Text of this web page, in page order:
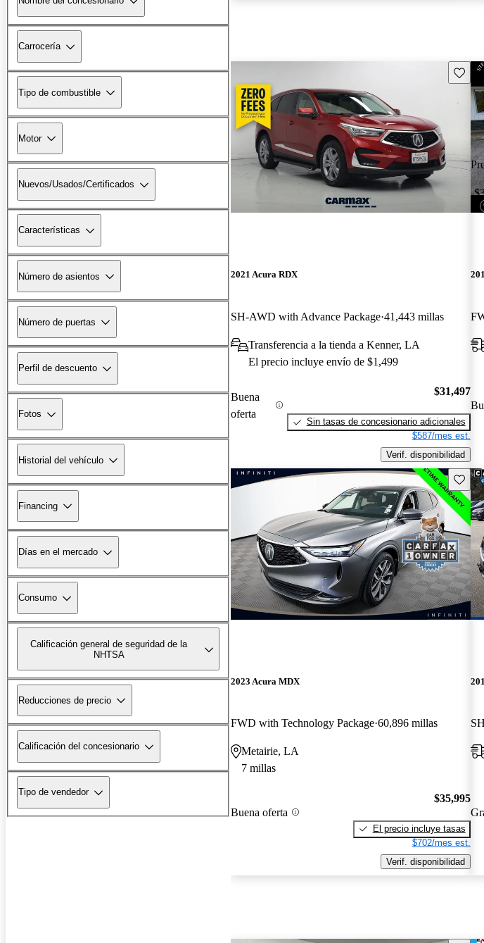
Carrocería
Tipo de combustible
Motor
Nuevos/Usados/Certificados
Características
Número de asientos
Número de puertas
Perfil de descuento
Fotos
Historial del vehículo
Financing
Días en el mercado
Consumo
Calificación general de seguridad de la
NHTSA
Reducciones de precio
Calificación del concesionario
Tipo de vendedor
2021 Acura RDX
SH-AWD with Advance Package 41,443 millas
Transferencia a la tienda a Kenner, LA
El precio incluye envío de $1,499
Buena
oferta
$31,497
Sin tasas de concesionario adicionales
$587/mes est.
Verif. disponibilidad
-
2023 Acura MDX
FWD with Technology Package 60,896 millas
Metairie, LA
7 millas
Buena oferta
$35,995
El precio incluye tasas
$702/mes est.
Verif. disponibilidad